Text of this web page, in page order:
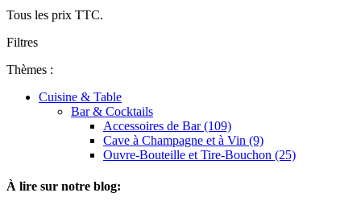
Tous les prix TTC.
Filtres
Thèmes :
Cuisine & Table
Bar & Cocktails
Accessoires de Bar (109)
Cave à Champagne et à Vin (9)
Ouvre-Bouteille et Tire-Bouchon (25)
À lire sur notre blog: